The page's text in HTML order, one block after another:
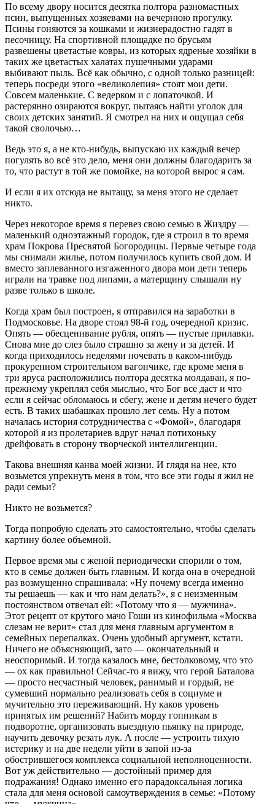
По всему двору носится десятка полтора разномастных
псин, выпущенных хозяевами на вечернюю прогулку.
Псины гоняются за кошками и жизнерадостно гадят в
песочницу. На спортивной площадке по брусьям
развешены цветастые ковры, из которых ядреные хозяйки в
таких же цветастых халатах пушечными ударами
выбивают пыль. Всё как обычно, с одной только разницей:
теперь посреди этого «великолепия» стоят мои дети.
Совсем маленькие. С ведерком и с лопаточкой. И
растерянно озираются вокруг, пытаясь найти уголок для
своих детских занятий. Я смотрел на них и ощущал себя
такой сволочью…
Ведь это я, а не кто-нибудь, выпускаю их каждый вечер
погулять во всё это дело, меня они должны благодарить за
то, что растут в той же помойке, на которой вырос я сам.
И если я их отсюда не вытащу, за меня этого не сделает
никто.
Через некоторое время я перевез свою семью в Жиздру —
маленький одноэтажный городок, где я строил в то время
храм Покрова Пресвятой Богородицы. Первые четыре года
мы снимали жилье, потом получилось купить свой дом. И
вместо заплеванного изгаженного двора мои дети теперь
играли на травке под липами, а матерщину слышали ну
разве только в школе.
Когда храм был построен, я отправился на заработки в
Подмосковье. На дворе стоял 98-й год, очередной кризис.
Опять — обесценивание рубля, опять — пустые прилавки.
Снова мне до слез было страшно за жену и за детей. И
когда приходилось неделями ночевать в каком-нибудь
прокуренном строительном вагончике, где кроме меня в
три яруса расположились полтора десятка молдаван, я по-
прежнему укреплял себя мыслью, что Бог все даст и что
если я сейчас обломаюсь и сбегу, жене и детям нечего будет
есть. В таких шабашках прошло лет семь. Ну а потом
началась история сотрудничества с «Фомой», благодаря
которой я из пролетариев вдруг начал потихоньку
дрейфовать в сторону творческой интеллигенции.
Такова внешняя канва моей жизни. И глядя на нее, кто
возьмется упрекнуть меня в том, что все эти годы я жил не
ради семьи?
Никто не возьмется?
Тогда попробую сделать это самостоятельно, чтобы сделать
картину более объемной.
Первое время мы с женой периодически спорили о том,
кто в семье должен быть главным. И когда она в очередной
раз возмущенно спрашивала: «Ну почему всегда именно
ты решаешь — как и что нам делать?», я с неизменным
постоянством отвечал ей: «Потому что я — мужчина».
Этот рецепт от крутого мачо Гоши из кинофильма «Москва
слезам не верит» стал для меня главным аргументом в
семейных перепалках. Очень удобный аргумент, кстати.
Ничего не объясняющий, зато — окончательный и
неоспоримый. И тогда казалось мне, бестолковому, что это
— ох как правильно! Сейчас-то я вижу, что герой Баталова
— просто несчастный человек, ранимый и гордый, не
сумевший нормально реализовать себя в социуме и
мучительно это переживающий. Ну каков уровень
принятых им решений? Набить морду гопникам в
подворотне, организовать выездную пьянку на природе,
научить девочку резать лук. А после — устроить тихую
истерику и на две недели уйти в запой из-за
обострившегося комплекса социальной неполноценности.
Вот уж действительно — достойный пример для
подражания! Однако именно его парадоксальная логика
стала для меня основой самоутверждения в семье: «Потому